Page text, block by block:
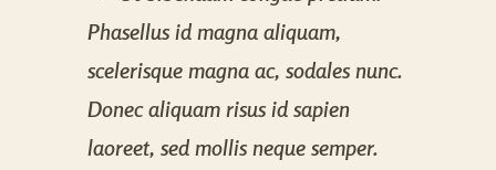
Phasellus id magna aliquam,
scelerisque magna ac, sodales nunc.
Donec aliquam risus id sapien
laoreet, sed mollis neque semper.